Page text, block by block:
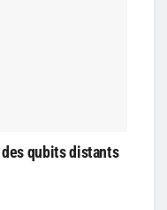
qubits distants